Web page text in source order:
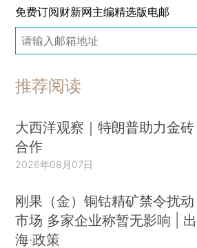
免费订阅财新网主编精选版电邮
推荐阅读
大西洋观察｜特朗普助力金砖
合作
2026年08月07日
刚果（金）铜钴精矿禁令扰动
市场 多家企业称暂无影响 | 出
海·政策